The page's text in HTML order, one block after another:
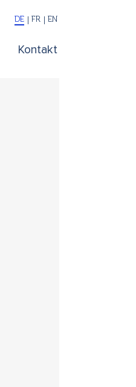
Kontakt
DE FR EN